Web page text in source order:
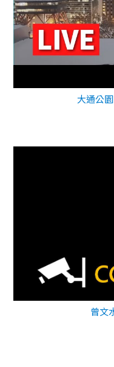
大通公
曾文